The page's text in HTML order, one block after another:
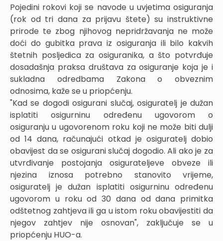
Pojedini rokovi koji se navode u uvjetima osiguranja
(rok od tri dana za prijavu štete) su instruktivne
prirode te zbog njihovog nepridržavanja ne može
doći do gubitka prava iz osiguranja ili bilo kakvih
štetnih posljedica za osiguranika, a što potvrđuje
dosadašnja praksa društava za osiguranje koja je i
sukladna odredbama Zakona o obveznim
odnosima, kaže se u priopćenju.
"Kad se dogodi osigurani slučaj, osiguratelj je dužan
isplatiti osigurninu određenu ugovorom o
osiguranju u ugovorenom roku koji ne može biti dulji
od 14 dana, računajući otkad je osiguratelj dobio
obavijest da se osigurani slučaj dogodio. Ali ako je za
utvrđivanje postojanja osigurateljeve obveze ili
njezina iznosa potrebno stanovito vrijeme,
osiguratelj je dužan isplatiti osigurninu određenu
ugovorom u roku od 30 dana od dana primitka
odštetnog zahtjeva ili ga u istom roku obavijestiti da
njegov zahtjev nije osnovan", zaključuje se u
priopćenju HUO-a.